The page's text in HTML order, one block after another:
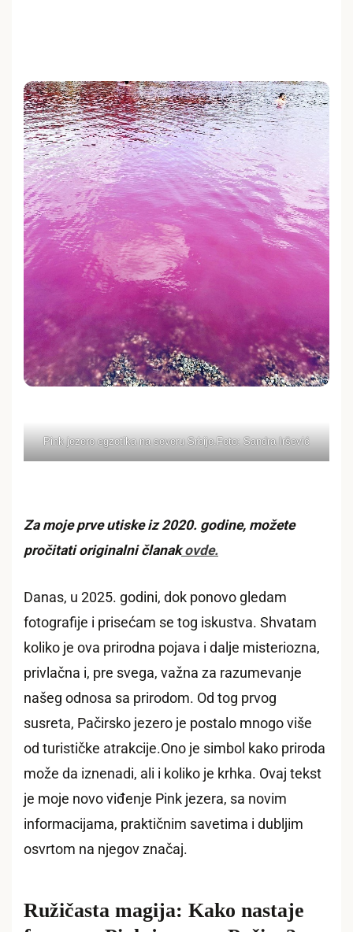
Pink jezero egzotika na severu Srbije.Foto: Sandra Iršević
Za moje prve utiske iz 2020. godine, možete
pročitati originalni članakovde.
Danas, u 2025. godini, dok ponovo gledam
fotografije i prisećam se tog iskustva. Shvatam
koliko je ova prirodna pojava i dalje misteriozna,
privlačna i, pre svega, važna za razumevanje
našeg odnosa sa prirodom. Od tog prvog
susreta, Pačirsko jezero je postalo mnogo više
od turističke atrakcije.Ono je simbol kako priroda
može da iznenadi, ali i koliko je krhka. Ovaj tekst
je moje novo viđenje Pink jezera, sa novim
informacijama, praktičnim savetima i dubljim
osvrtom na njegov značaj.
Ružičasta magija: Kako nastaje